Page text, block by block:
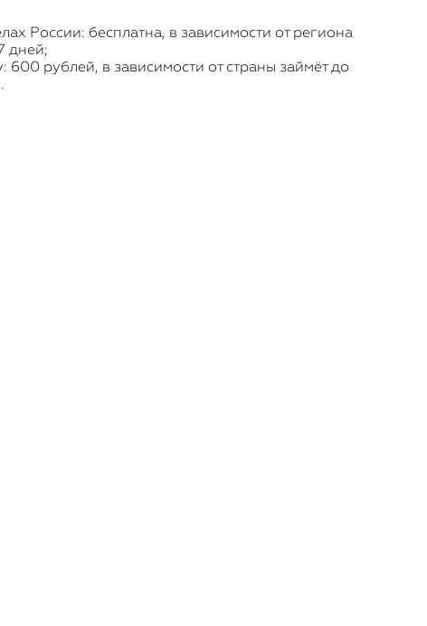
России: бесплатна, в зависимости от региона
дней;
600 рублей, в зависимости от страны займёт до